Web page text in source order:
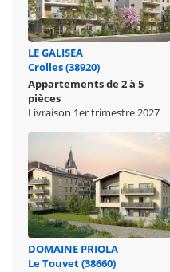
LE GALISEA
Crolles (38920)
Appartements de 2 à 5
pièces
Livraison 1er trimestre 2027
DOMAINE PRIOLA
Le Touvet (38660)